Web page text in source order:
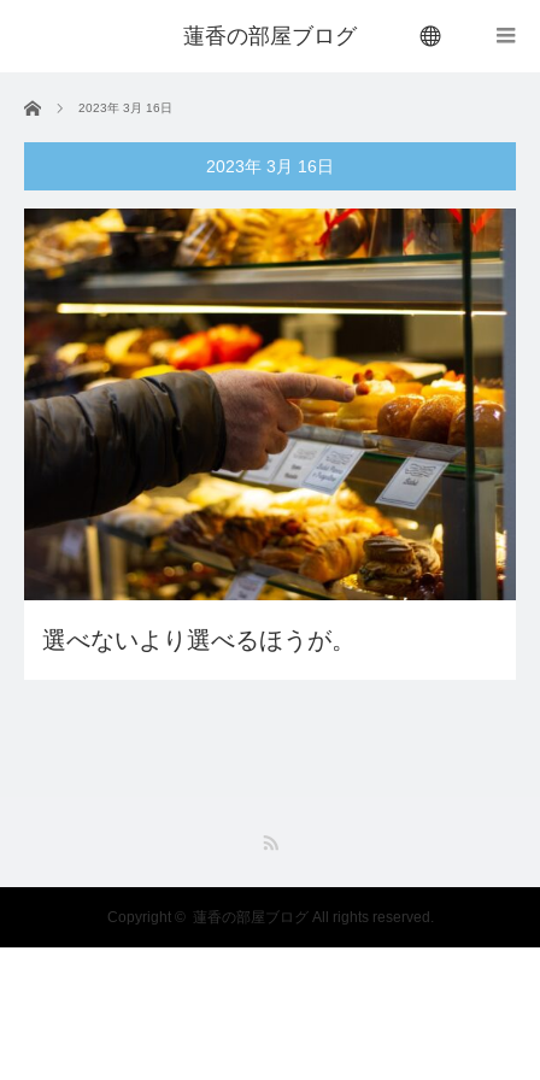
蓮香の部屋ブログ
ホーム 2023年 3月 16日
2023年 3月 16日
選べないより選べるほうが。
Copyright © 蓮香の部屋ブログAll rights reserved.